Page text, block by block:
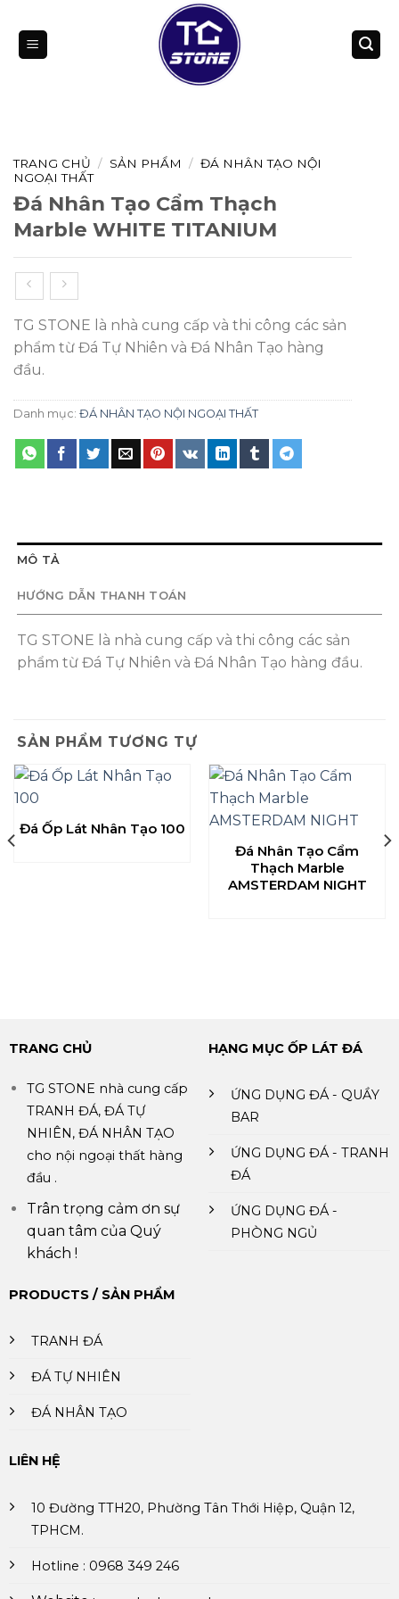
qua
nội
TRANG CHỦ / SẢN PHẨM / ĐÁ NHÂN TẠO NỘI
NGOẠI THẤT
Đá Nhân Tạo Cẩm Thạch
Marble WHITE TITANIUM
TG STONE là nhà cung cấp và thi công các sản
phẩm từ Đá Tự Nhiên và Đá Nhân Tạo hàng
đầu.
Danh mục: ĐÁ NHÂN TẠO NỘI NGOẠI THẤT
MÔ TẢ
HƯỚNG DẪN THANH TOÁN
TG STONE là nhà cung cấp và thi công các sản
phẩm từ Đá Tự Nhiên và Đá Nhân Tạo hàng đầu.
SẢN PHẨM TƯƠNG TỰ
Đá Ốp Lát Nhân Tạo 100
Đá Nhân Tạo Cẩm
Thạch Marble
AMSTERDAM NIGHT
TRANG CHỦ
TG STONE nhà cung cấp
TRANH ĐÁ, ĐÁ TỰ
NHIÊN, ĐÁ NHÂN TẠO
cho nội ngoại thất hàng
đầu .
Trân trọng cảm ơn sự
quan tâm của Quý
khách !
HẠNG MỤC ỐP LÁT ĐÁ
ỨNG DỤNG ĐÁ - QUẦY
BAR
ỨNG DỤNG ĐÁ - TRANH
ĐÁ
ỨNG DỤNG ĐÁ -
PHÒNG NGỦ
PRODUCTS / SẢN PHẨM
TRANH ĐÁ
ĐÁ TỰ NHIÊN
ĐÁ NHÂN TẠO
LIÊN HỆ
10 Đường TTH20, Phường Tân Thới Hiệp, Quận 12,
TPHCM.
Hotline : 0968 349 246